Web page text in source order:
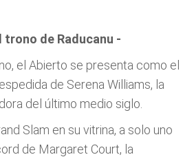
trono de Raducanu -
el Abierto se presenta como el
de Serena Williams, la
del último medio siglo.
Slam en su vitrina, a solo uno
de Margaret Court, la